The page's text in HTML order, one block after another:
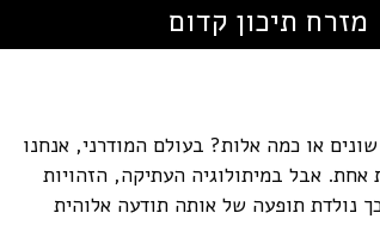
מזרח תיכון קדום
או כמה אלות? בעולם המודרני, אנחנו
אבל במיתולוגיה העתיקה, הזהויות
נולדת תופעה של אותה תודעה אלוהית